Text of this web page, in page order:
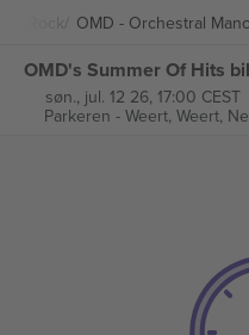
OMD - Orchestral
OMD's Summer Of Hits
søn., jul. 12 26, 17:00 CEST
Parkeren - Weert, Weert,